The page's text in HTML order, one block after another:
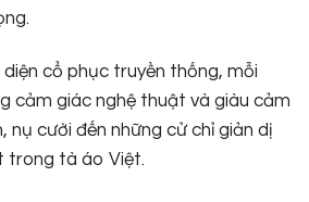
diện cổ phục truyền thống, mỗi
cảm giác nghệ thuật và giàu cảm
nụ cười đến những cử chỉ giản dị
trong tà áo Việt.